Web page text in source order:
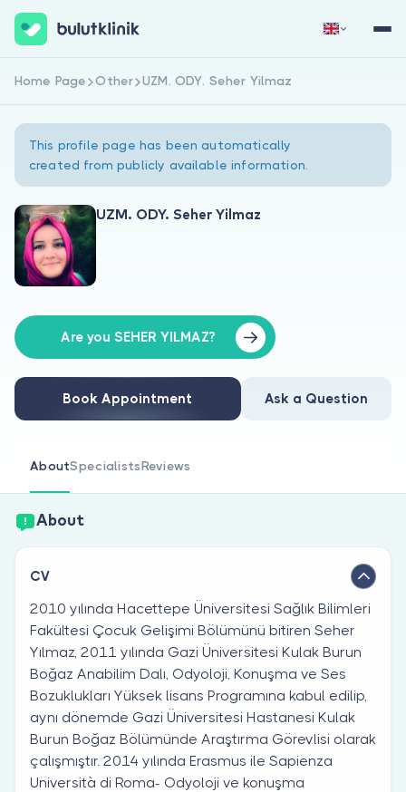
About Us
For Doctors
Are you a doctor?
Sign Up Now Sign In
Home Page Other UZM. ODY. Seher Yilmaz
This profile page has been automatically
created from publicly available information.
UZM. ODY. Seher Yilmaz
Are you SEHER YILMAZ?
Book Appointment Ask a Question
AboutSpecialistsReviews
About
CV
2010 yılında Hacettepe Üniversitesi Sağlık Bilimleri
Fakültesi Çocuk Gelişimi Bölümünü bitiren Seher
Yılmaz, 2011 yılında Gazi Üniversitesi Kulak Burun
Boğaz Anabilim Dalı, Odyoloji, Konuşma ve Ses
Bozuklukları Yüksek lisans Programına kabul edilip,
aynı dönemde Gazi Üniversitesi Hastanesi Kulak
Burun Boğaz Bölümünde Araştırma Görevlisi olarak
çalışmıştır. 2014 yılında Erasmus ile Sapienza
Università di Roma- Odyoloji ve konuşma